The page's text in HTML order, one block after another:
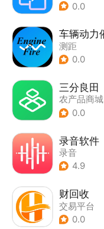
0.0
测距
0.0
三分良田
农产品商城
0.0
录音软件
录音
4.9
财回收
交易平台
0.0